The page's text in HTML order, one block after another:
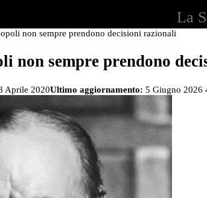
La
non sempre prendono decisioni razionali
non sempre prendono
Aprile 2020Ultimo aggiornamento: 5 Giugno 2026